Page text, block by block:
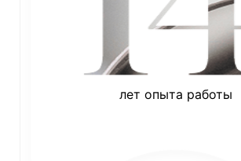
лет опыта работы